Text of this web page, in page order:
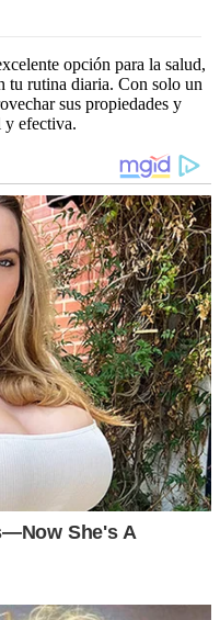
opción para la salud,
tu rutina diaria. Con solo un
sus propiedades y
y efectiva.